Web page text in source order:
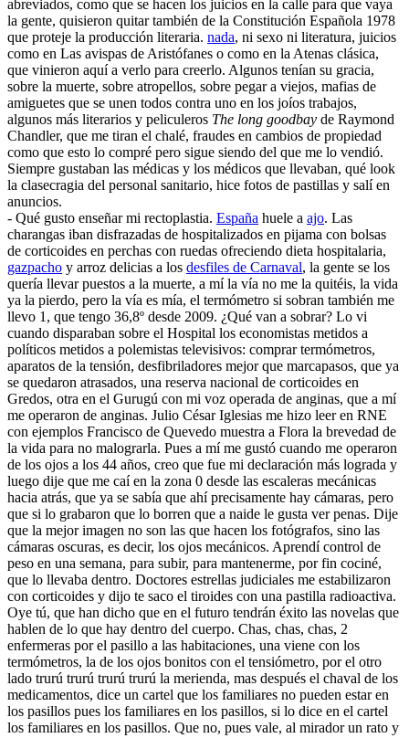
abreviados, como que se hacen los juicios en la calle para que vaya
la gente, quisieron quitar también de la Constitución Española 1978
que proteje la producción literaria. nada, ni sexo ni literatura, juicios
como en Las avispas de Aristófanes o como en la Atenas clásica,
que vinieron aquí a verlo para creerlo. Algunos tenían su gracia,
sobre la muerte, sobre atropellos, sobre pegar a viejos, mafias de
amiguetes que se unen todos contra uno en los joíos trabajos,
algunos más literarios y peliculeros The long goodbay de Raymond
Chandler, que me tiran el chalé, fraudes en cambios de propiedad
como que esto lo compré pero sigue siendo del que me lo vendió.
Siempre gustaban las médicas y los médicos que llevaban, qué look
la clasecragia del personal sanitario, hice fotos de pastillas y salí en
anuncios.
- Qué gusto enseñar mi rectoplastia. España huele a ajo. Las
charangas iban disfrazadas de hospitalizados en pijama con bolsas
de corticoides en perchas con ruedas ofreciendo dieta hospitalaria,
gazpacho y arroz delicias a los desfiles de Carnaval, la gente se los
quería llevar puestos a la muerte, a mí la vía no me la quitéis, la vida
ya la pierdo, pero la vía es mía, el termómetro si sobran también me
llevo 1, que tengo 36,8º desde 2009. ¿Qué van a sobrar? Lo vi
cuando disparaban sobre el Hospital los economistas metidos a
políticos metidos a polemistas televisivos: comprar termómetros,
aparatos de la tensión, desfibriladores mejor que marcapasos, que ya
se quedaron atrasados, una reserva nacional de corticoides en
Gredos, otra en el Gurugú con mi voz operada de anginas, que a mí
me operaron de anginas. Julio César Iglesias me hizo leer en RNE
con ejemplos Francisco de Quevedo muestra a Flora la brevedad de
la vida para no malograrla. Pues a mí me gustó cuando me operaron
de los ojos a los 44 años, creo que fue mi declaración más lograda y
luego dije que me caí en la zona 0 desde las escaleras mecánicas
hacia atrás, que ya se sabía que ahí precisamente hay cámaras, pero
que si lo grabaron que lo borren que a naide le gusta ver penas. Dije
que la mejor imagen no son las que hacen los fotógrafos, sino las
cámaras oscuras, es decir, los ojos mecánicos. Aprendí control de
peso en una semana, para subir, para mantenerme, por fin cociné,
que lo llevaba dentro. Doctores estrellas judiciales me estabilizaron
con corticoides y dijo te saco el tiroides con una pastilla radioactiva.
Oye tú, que han dicho que en el futuro tendrán éxito las novelas que
hablen de lo que hay dentro del cuerpo. Chas, chas, chas, 2
enfermeras por el pasillo a las habitaciones, una viene con los
termómetros, la de los ojos bonitos con el tensiómetro, por el otro
lado trurú trurú trurú trurú la merienda, mas después el chaval de los
medicamentos, dice un cartel que los familiares no pueden estar en
los pasillos pues los familiares en los pasillos, si lo dice en el cartel
los familiares en los pasillos. Que no, pues vale, al mirador un rato y